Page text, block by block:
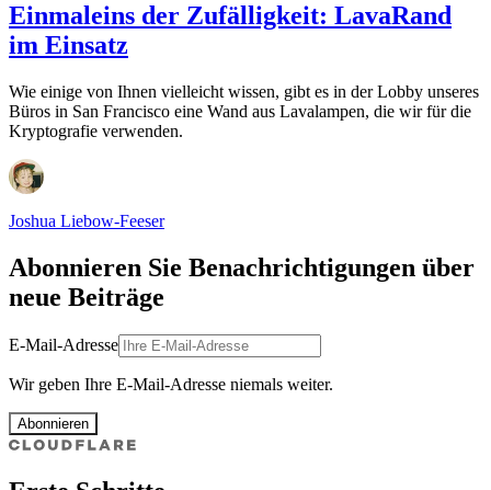
Einmaleins der Zufälligkeit: LavaRand
im Einsatz
Wie einige von Ihnen vielleicht wissen, gibt es in der Lobby unseres
Büros in San Francisco eine Wand aus Lavalampen, die wir für die
Kryptografie verwenden.
Joshua Liebow-Feeser
Abonnieren Sie Benachrichtigungen über
neue Beiträge
E-Mail-Adresse
Wir geben Ihre E-Mail-Adresse niemals weiter.
Abonnieren